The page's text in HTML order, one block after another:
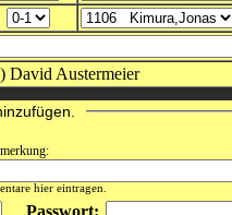
David Austermeier
hier eintragen.
Passwort: